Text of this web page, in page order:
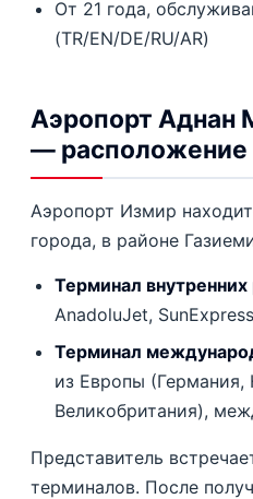
От 21 года,
(TR/EN/DE/RU/AR)
Аэропорт Аднан
— расположение
Аэропорт Измир
города, в районе
Терминал внутренних
AnadoluJet, SunExpress
Терминал
из Европы (Германия,
Великобритания),
Представитель
терминалов. После